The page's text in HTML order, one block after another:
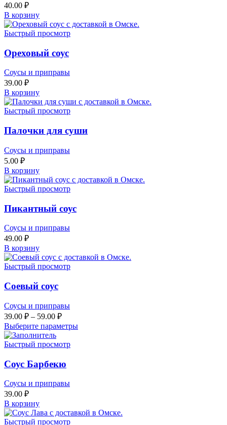
40.00 ₽
В корзину
Быстрый просмотр
Ореховый соус
Соусы и приправы
39.00 ₽
В корзину
Быстрый просмотр
Палочки для суши
Соусы и приправы
5.00 ₽
В корзину
Быстрый просмотр
Пикантный соус
Соусы и приправы
49.00 ₽
В корзину
Быстрый просмотр
Соевый соус
Соусы и приправы
39.00 ₽ – 59.00 ₽
Выберите параметры
Быстрый просмотр
Соус Барбекю
Соусы и приправы
39.00 ₽
В корзину
Быстрый просмотр